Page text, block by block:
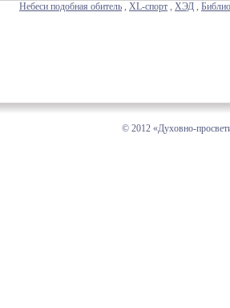
Небеси подобная обитель , XL-спорт , ХЭД ,
© 2012 «Духовно-